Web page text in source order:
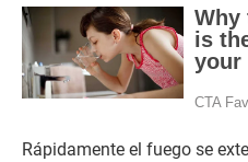
Rápidamente el fuego se